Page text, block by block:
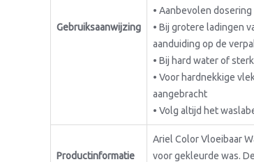
Gebruiksaanwijzing
• Aanbevolen
• Bij grotere ladingen
aanduiding op de
• Bij hard water of
• Voor hardnekkige
aangebracht
• Volg altijd het
Productinformatie
Ariel Color Vloeibaar
voor gekleurde was.